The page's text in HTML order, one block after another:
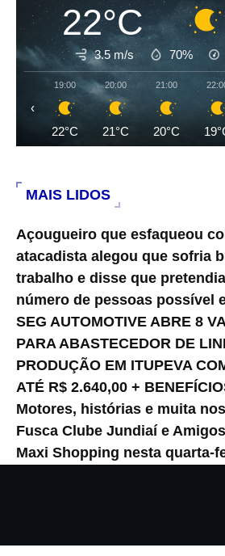
22°C
3.5 m/s 70%
19:00
22°C
20:00
21°C
21:00
20°C
‹
MAIS LIDOS
Açougueiro que esfaqueou
atacadista alegou que sofria
trabalho e disse que
número de pessoas possível
SEG AUTOMOTIVE ABRE 8
PARA ABASTECEDOR DE
PRODUÇÃO EM ITUPEVA
ATÉ R$ 2.640,00 +
Motores, histórias e muita
Fusca Clube Jundiaí e
Maxi Shopping nesta quarta-